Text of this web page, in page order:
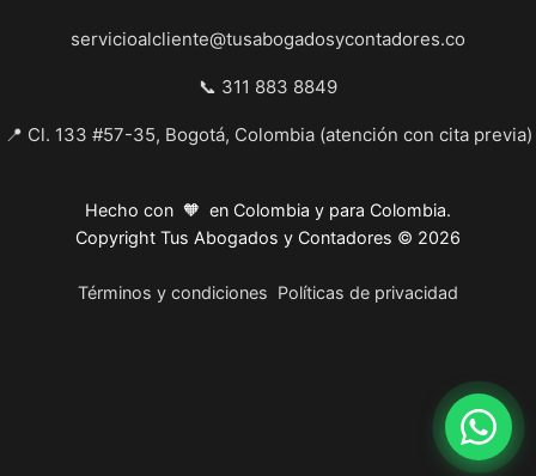
servicioalcliente@tusabogadosycontadores.co
📞 311 883 8849
📍 Cl. 133 #57-35, Bogotá, Colombia (atención con cita previa)
Hecho con 🧡 en Colombia y para Colombia.
Copyright Tus Abogados y Contadores © 2026
Términos y condiciones Políticas de privacidad